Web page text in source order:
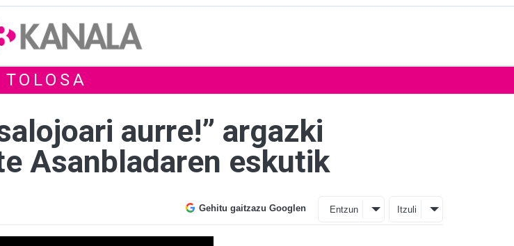
TOLOSA
aurre!” argazki
Asanbladaren eskutik
Gehitu gaitzazu Googlen Entzun Itzuli